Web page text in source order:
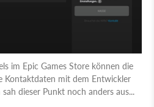
im Epic Games Store können die
Kontaktdaten mit dem Entwickler
dieser Punkt noch anders aus...